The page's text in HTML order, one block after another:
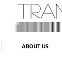
ABOUT US